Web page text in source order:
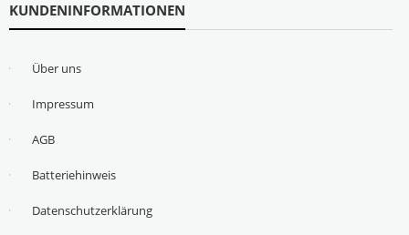
KUNDENINFORMATIONEN
Über uns
Impressum
AGB
Batteriehinweis
Datenschutzerklärung